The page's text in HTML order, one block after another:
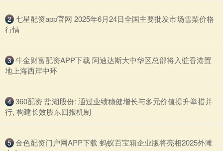
2 ​七星配资app官网 2025年6月24日全国主要批发市场雪梨价格
行情
3 ​牛金财富配资APP下载 阿迪达斯大中华区总部将入驻香港置
地上海西岸中环
4 ​360配资 盐湖股份: 通过业绩稳健增长与多元价值提升举措并
行, 构建长效股东回报机制
5 ​金色配资门户网APP下载 蚂蚁百宝箱企业版将亮相2025外滩